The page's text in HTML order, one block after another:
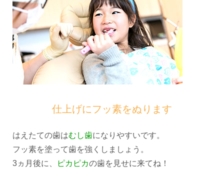
仕上げにフッ素をぬります
はえたての歯はむし歯になりやすいです。
フッ素を塗って歯を強くしましょう。
3ヵ月後に、
ピカピカの歯を見せに来てね！